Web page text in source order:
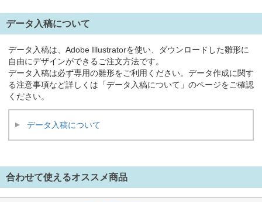
データ入稿について
データ入稿は、Adobe Illustratorを使い、ダウンロードした雛形に
自由にデザインができるご注文方法です。
データ入稿は必ず専用の雛形をご利用ください。データ作成に関す
る注意事項など詳しくは「データ入稿について」のページをご確認
ください。
データ入稿について
合わせて使えるオススメ商品